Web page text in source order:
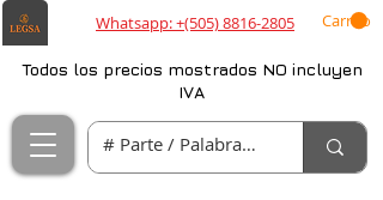
Whatsapp: +(505) 8816-2805 Carrito
Todos los precios mostrados NO incluyen
IVA